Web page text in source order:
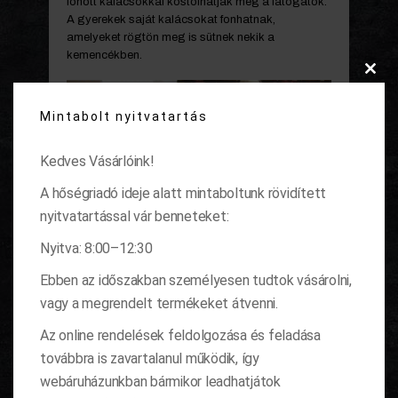
A gyerekek saját kalácsokat fonhatnak,
amelyeket rögtön meg is sütnek nekik a
kemencékben.
Levendulával készült termékek, szörpök, sütik,
Hungarikum házzá avatott Régi Idők Udvara
Skanzen éttermében. Az urakat finom házi sör, a
hölgyeket levendula likőr és szilvamaggal füstölt
Mintabolt nyitvatartás
Kedves Vásárlóink!
A hőségriadó ideje alatt mintaboltunk rövidített
nyitvatartással vár benneteket:
Nyitva: 8:00–12:30
Ebben az időszakban személyesen tudtok vásárolni,
vagy a megrendelt termékeket átvenni.
Az online rendelések feldolgozása és feladása
továbbra is zavartalanul működik, így
webáruházunkban bármikor leadhatjátok